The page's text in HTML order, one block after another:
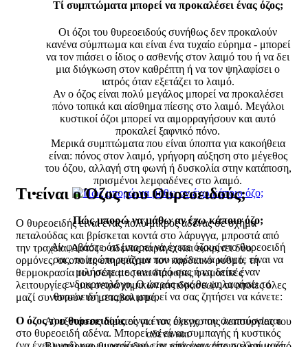
Τί συμπτώματα μπορεί να προκαλέσει ένας όζος;
Οι όζοι του θυρεοειδούς συνήθως δεν προκαλούν
κανένα σύμπτωμα και είναι ένα τυχαίο εύρημα - μπορεί
να τον πιάσει ο ίδιος ο ασθενής στον λαιμό του ή να δει
μια διόγκωση στον καθρέπτη ή να τον ψηλαφίσει ο
ιατρός όταν εξετάζει το λαιμό.
Αν ο όζος είναι πολύ μεγάλος μπορεί να προκαλέσει
πόνο τοπικά και αίσθημα πίεσης στο λαιμό. Μεγάλοι
κυστικοί όζοι μπορεί να αιμορραγήσουν και αυτό
προκαλεί ξαφνικό πόνο.
Μερικά συμπτώματα που είναι ύποπτα για κακοήθεια
είναι: πόνος στον λαιμό, γρήγορη αύξηση στο μέγεθος
του όζου, αλλαγή στη φωνή ή δυσκολία στην κατάποση,
πρισμένοι λεμφαδένες στο λαιμό.
Πώς μπορώ να μάθω αν έχω κάποιο όζο;
Αν φοβάστε ότι μπορεί να έχετε όζους στο θυρεοειδή
σας, το πρώτο πράγμα που πρέπει να κάνετε είναι να
μιλήσετε με τον ιατρό σας ή να δείτε έναν
ενδοκρινολόγο. Ο ιατρός σας θα ψηλαφήσει το
θυρεοειδή σας και μπορεί να σας ζητήσει να κάνετε:
Α) εξετάσεις αίματος για τον έλεγχο της λειτουργίας του
αδένα και
Τι είναι ο Όζος του Θυρεοειδούς;
Ο θυρεοειδής είναι ένας πολύ μικρός αδένας σε σχήμα
πεταλούδας και βρίσκεται κοντά στο λάρυγγα, μπροστά από
την τραχεία. Αυτός ο αδένας παράγει και εκκρίνει δύο
ορμόνες, οι οποίες επηρεάζουν τον καρδιακό ρυθμό, τη
θερμοκρασία του σώματος και διάφορες σωματικές
λειτουργίες – μια σειρά χημικών αντιδράσεων, οι οποίες όλες
μαζί συνιστούν το μεταβολισμό.
Ο όζος του θυρεοειδούςείναι ένας όγκος που αναπτύσσεται
στο θυρεοειδή αδένα. Μπορεί να είναι συμπαγής ή κυστικός